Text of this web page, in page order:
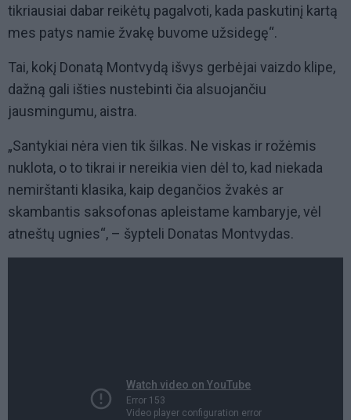
tikriausiai dabar reikėtų pagalvoti, kada paskutinį kartą
mes patys namie žvakę buvome užsidegę“.
Tai, kokį Donatą Montvydą išvys gerbėjai vaizdo klipe,
dažną gali išties nustebinti čia alsuojančiu
jausmingumu, aistra.
„Santykiai nėra vien tik šilkas. Ne viskas ir rožėmis
nuklota, o to tikrai ir nereikia vien dėl to, kad niekada
nemirštanti klasika, kaip degančios žvakės ar
skambantis saksofonas apleistame kambaryje, vėl
atneštų ugnies“, – šypteli Donatas Montvydas.